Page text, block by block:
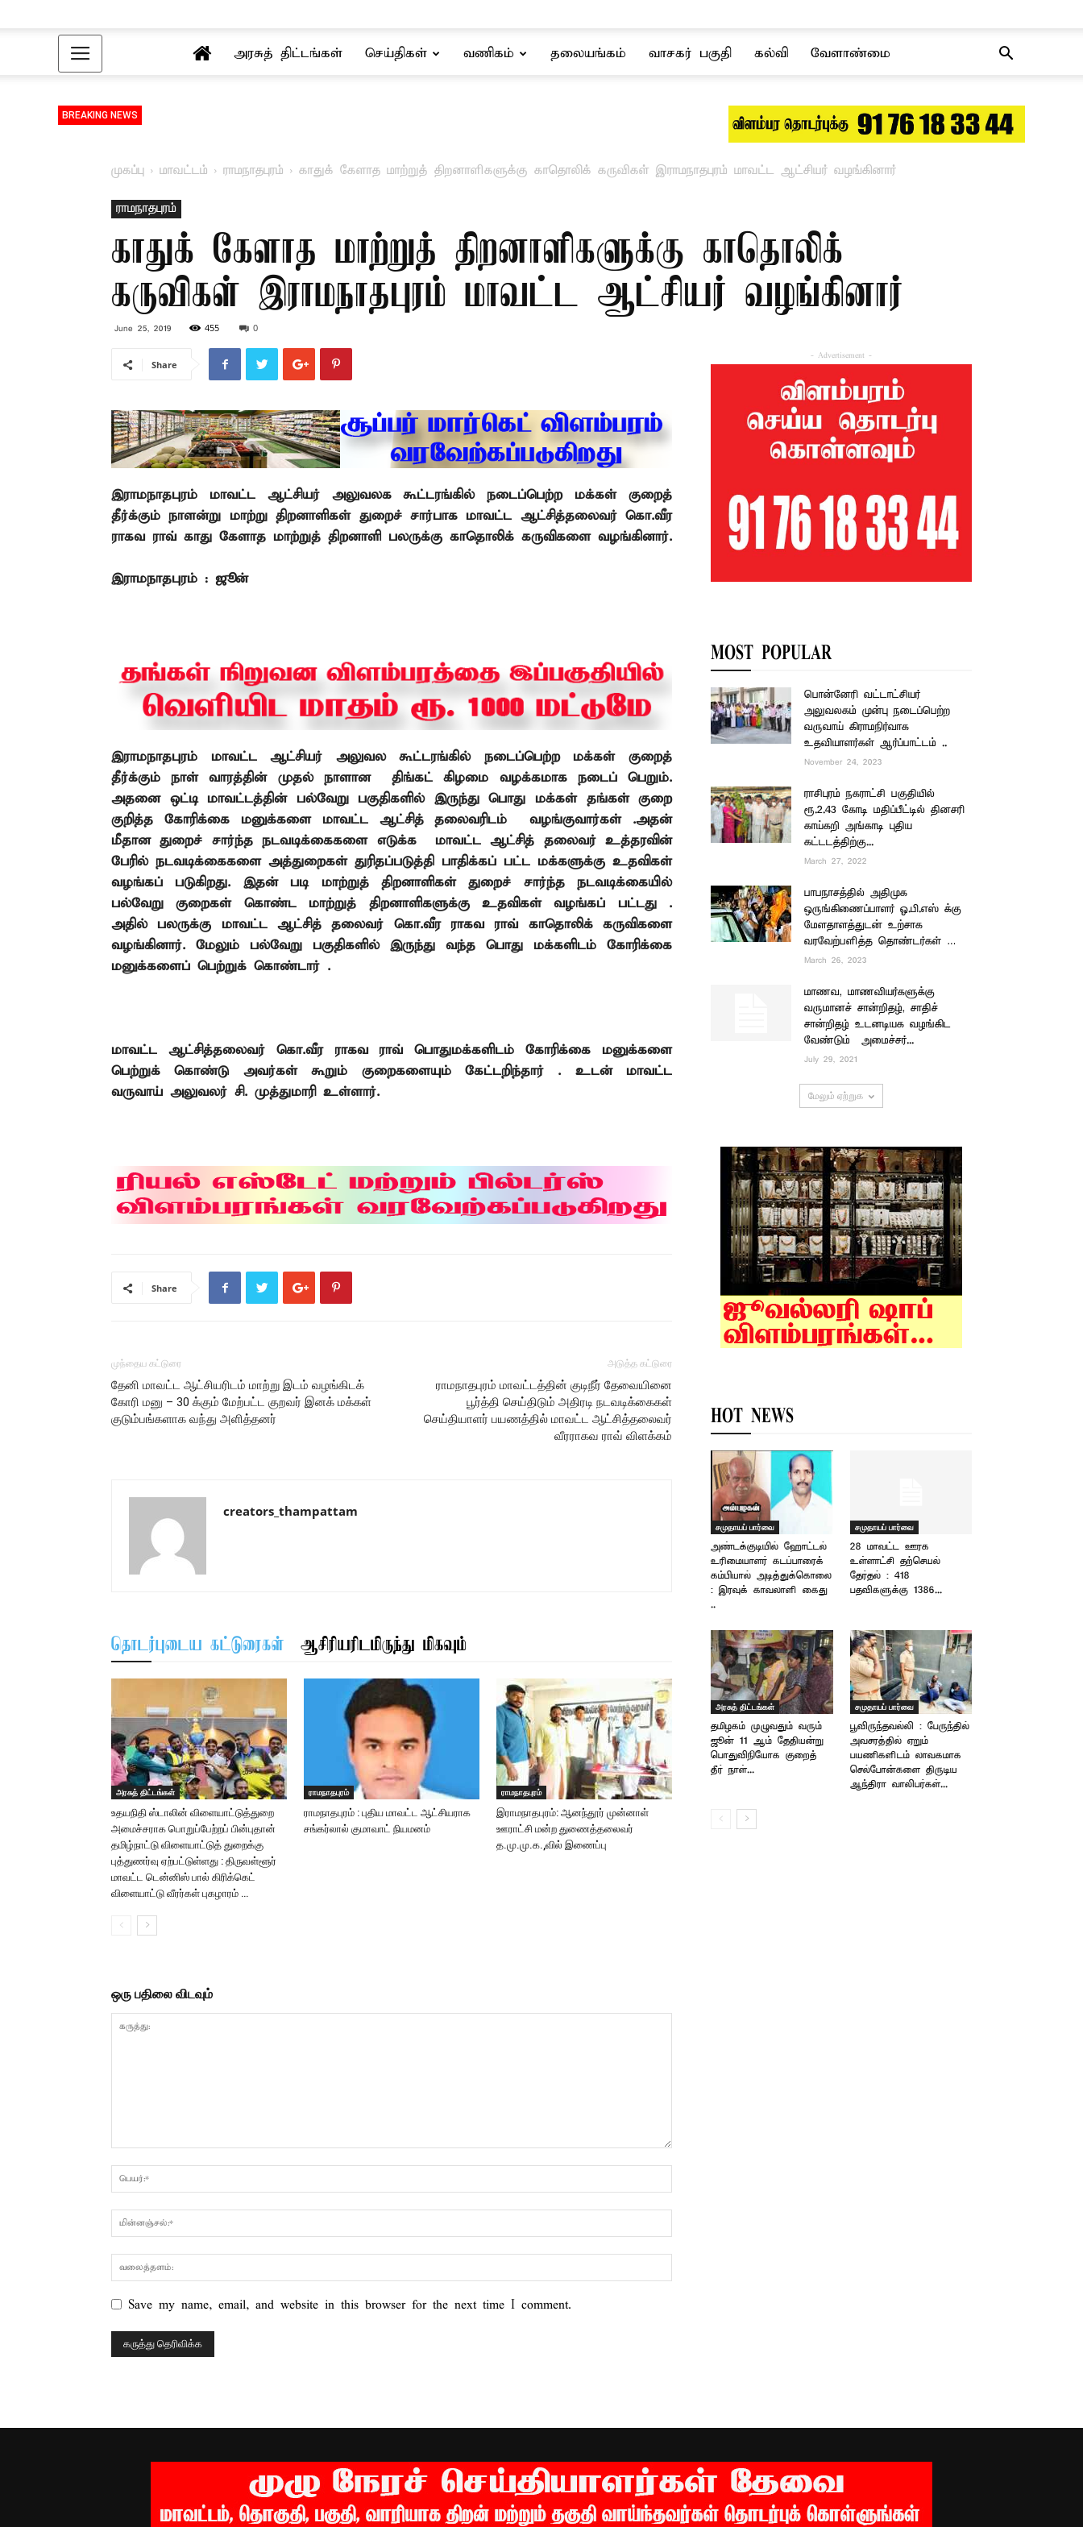
அரசுத் திட்டங்கள் செய்திகள் வணிகம் தலையங்கம் வாசகர் பகுதி கல்வி வேளாண்மை
BREAKING NEWS
முகப்பு மாவட்டம் ராமநாதபுரம் காதுக் கேளாத மாற்றுத் திறனாளிகளுக்கு காதொலிக் கருவிகள் –இராமநாதபுரம் மாவட்ட ஆட்சியர் வழங்கினார்
ராமநாதபுரம்
காதுக் கேளாத மாற்றுத் திறனாளிகளுக்கு காதொலிக்
கருவிகள் –இராமநாதபுரம் மாவட்ட ஆட்சியர் வழங்கினார்
June 25, 2019 455 0
Share
இராமநாதபுரம் மாவட்ட ஆட்சியர் அலுவலககூட்டரங்கில் நடைப்பெற்ற மக்கள்குறைத்
தீர்க்கும் நாளன்று மாற்று திறனாளிகள் துறைச் சார்பாக மாவட்ட ஆட்சித்தலைவர் கொ.வீர
ராகவ ராவ் காது கேளாத மாற்றுத் திறனாளி பலருக்கு காதொலிக் கருவிகளை வழங்கினார்.
இராமநாதபுரம் : ஜூன்
இராமநாதபுரம் மாவட்டஆட்சியர் அலுவலகூட்டரங்கில் நடைப்பெற்ற மக்கள்குறைத்
தீர்க்கும் நாள்வாரத்தின் முதல் நாளானதிங்கட்கிழமை வழக்கமாக நடைப்பெறும்.
அதனை ஒட்டி மாவட்டத்தின் பல்வேறு பகுதிகளில் இருந்துபொது மக்கள் தங்கள்குறை
குறித்த கோரிக்கை மனுக்களை மாவட்ட ஆட்சித்தலைவரிடம்வழங்குவார்கள் .அதன்
மீதானதுறைச் சார்ந்த நடவடிக்கைகளை எடுக்க மாவட்டஆட்சித் தலைவர்உத்தரவின்
பேரில் நடவடிக்கைகளை அத்துறைகள் துரிதப்படுத்தி பாதிக்கப் பட்ட மக்களுக்கு உதவிகள்
வழங்கப் படுகிறது. இதன் படி மாற்றுத் திறனாளிகள்துறைச் சார்ந்த நடவடிக்கையில்
பல்வேறுகுறைகள் கொண்ட மாற்றுத் திறனாளிகளுக்கு உதவிகள்வழங்கப் பட்டது .
அதில் பலருக்கு மாவட்டஆட்சித்தலைவர் கொ.வீர ராகவ ராவ் காதொலிக்கருவிகளை
வழங்கினார். மேலும் பல்வேறு பகுதிகளில் இருந்து வந்த பொது மக்களிடம் கோரிக்கை
மனுக்களைப் பெற்றுக் கொண்டார் .
மாவட்ட ஆட்சித்தலைவர் கொ.வீர ராகவ ராவ் பொதுமக்களிடம் கோரிக்கை மனுக்களை
பெற்றுக் கொண்டு அவர்கள் கூறும் குறைகளையும் கேட்டறிந்தார் . உடன் மாவட்ட
வருவாய் அலுவலர் சி. முத்துமாரி உள்ளார்.
Share
முந்தைய கட்டுரை
தேனி மாவட்ட ஆட்சியரிடம் மாற்று இடம் வழங்கிடக்
கோரி மனு – 30 க்கும் மேற்பட்ட குறவர் இனக் மக்கள்
குடும்பங்களாக வந்து அளித்தனர்
அடுத்த கட்டுரை
ராமநாதபுரம் மாவட்டத்தின் குடிநீர் தேவையினை
பூர்த்தி செய்திடும் அதிரடி நடவடிக்கைகள்
செய்தியாளர் பயணத்தில் மாவட்ட ஆட்சித்தலைவர்
வீரராகவ ராவ் விளக்கம்
creators_thampattam
தொடர்புடைய கட்டுரைகள் ஆசிரியரிடமிருந்து மிகவும்
அரசுத் திட்டங்கள்
உதயநிதி ஸ்டாலின் விளையாட்டுத்துறை
அமைச்சராக பொறுப்பேற்றப் பின்புதான்
தமிழ்நாட்டு விளையாட்டுத் துறைக்கு
புத்துணர்வு ஏற்பட்டுள்ளது : திருவள்ளூர்
மாவட்ட டென்னிஸ் பால் கிரிக்கெட்
விளையாட்டு வீரர்கள் புகழாரம் …
ராமநாதபுரம்
ராமநாதபுரம் : புதிய மாவட்ட ஆட்சியராக
சங்கர்லால் குமாவாட் நியமனம்
ராமநாதபுரம்
இராமநாதபுரம்: ஆனந்தூர் முன்னாள்
ஊராட்சி மன்ற துணைத்தலைவர்
த.மு.மு.க.,வில் இணைப்பு
ஒரு பதிலை விடவும்
Save my name, email, and website in this browser for the next time I comment.
- Advertisement -
MOST POPULAR
பொன்னேரி வட்டாட்சியர்
அலுவலகம் முன்பு நடைப்பெற்ற
வருவாய் கிராமநிர்வாக
உதவியாளர்கள் ஆர்ப்பாட்டம் ..
November 24, 2023
ராசிபுரம் நகராட்சி பகுதியில்
ரூ.2.43 கோடி மதிப்பீட்டில் தினசரி
காய்கறி அங்காடி புதிய
கட்டடத்திற்கு...
March 27, 2022
பாபநாசத்தில் அதிமுக
ஒருங்கிணைப்பாளர் ஓ.பி.எஸ் க்கு
மேளதாளத்துடன் உற்சாக
வரவேற்பளித்த தொண்டர்கள் …
March 26, 2023
மாணவ, மாணவியர்களுக்கு
வருமானச் சான்றிதழ், சாதிச்
சான்றிதழ் உடனடியக வழங்கிட
வேண்டும் – அமைச்சர்...
July 29, 2021
மேலும் ஏற்றுக
HOT NEWS
சமுதாயப் பார்வை
அண்டக்குடியில் ஹோட்டல்
உரிமையாளர் கடப்பாரைக்
கம்பியால் அடித்துக்கொலை
: இரவுக் காவலாளி கைது
..
சமுதாயப் பார்வை
28 மாவட்ட ஊரக
உள்ளாட்சி தற்செயல்
தேர்தல் : 418
பதவிகளுக்கு 1386...
அரசுத் திட்டங்கள்
தமிழகம் முழுவதும் வரும்
ஜூன் 11 ஆம் தேதியன்று
பொதுவிநியோக குறைத்
தீர் நாள்...
சமுதாயப் பார்வை
பூவிருந்தவல்லி : பேருந்தில்
அவசரத்தில் ஏறும்
பயணிகளிடம் லாவகமாக
செல்போன்களை திருடிய
ஆந்திரா வாலிபர்கள்...